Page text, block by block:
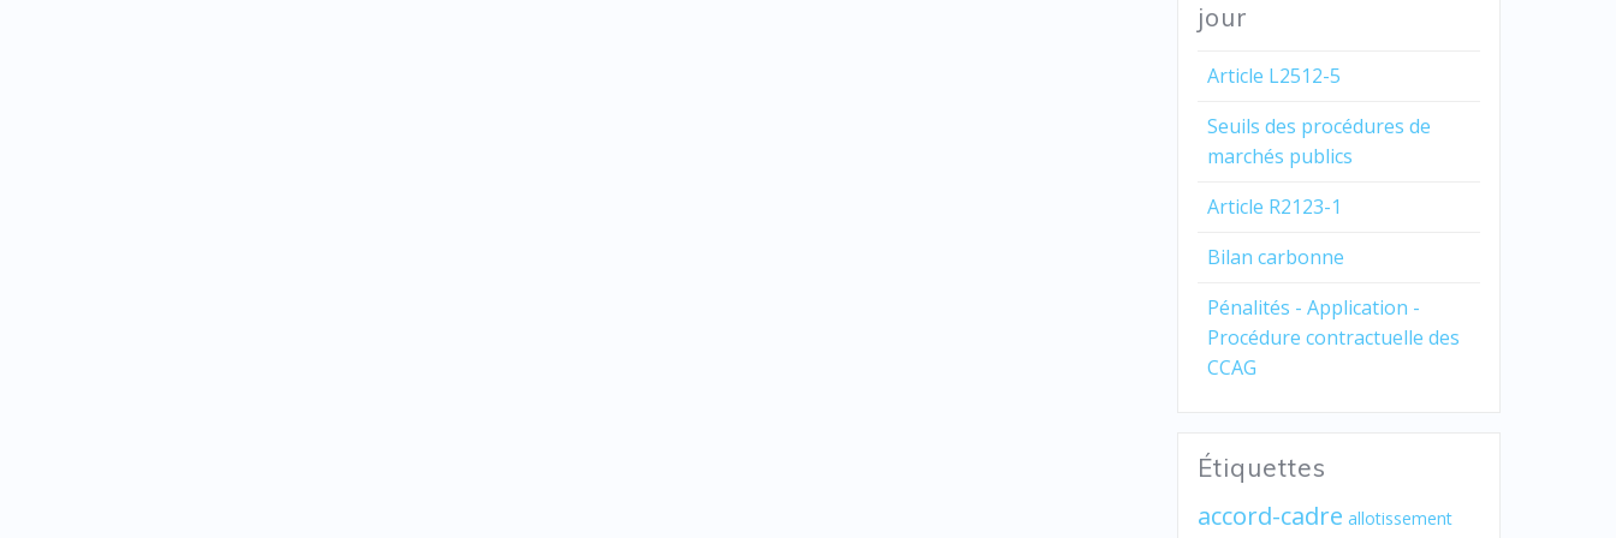
jour
Article L2512-5
Seuils des procédures de
marchés publics
Article R2123-1
Bilan carbonne
Pénalités - Application -
Procédure contractuelle des
CCAG
Étiquettes
accord-cadre allotissement